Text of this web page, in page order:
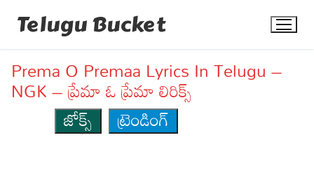
Telugu Bucket
Prema O Premaa Lyrics In Telugu –
NGK – ప్రేమా ఓ ప్రేమా లిరిక్స్
జోక్స్
ట్రెండింగ్